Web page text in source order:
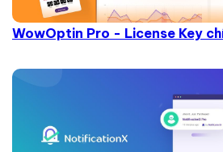
WowOptin Pro - License Key